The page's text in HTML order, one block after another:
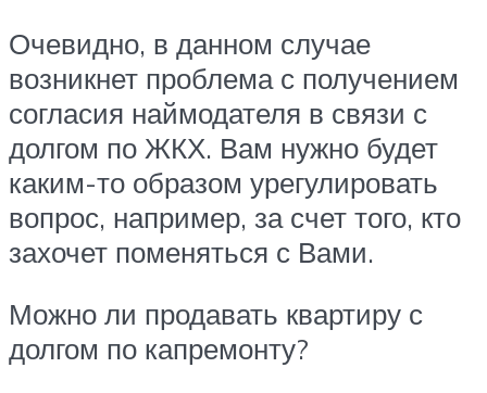
Очевидно, в данном случае
возникнет проблема с получением
согласия наймодателя в связи с
долгом по ЖКХ. Вам нужно будет
каким-то образом урегулировать
вопрос, например, за счет того, кто
захочет поменяться с Вами.
Можно ли продавать квартиру с
долгом по капремонту?